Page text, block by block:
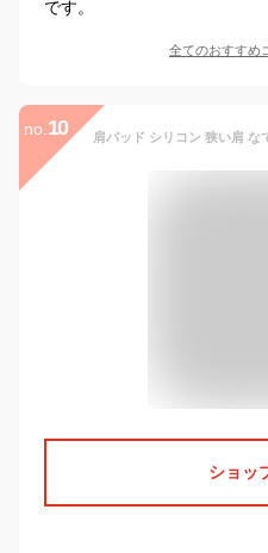
です。
全てのおすすめ
no. 10
ショッ